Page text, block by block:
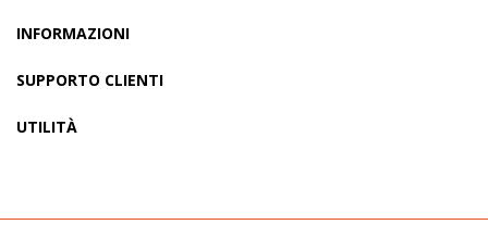
INFORMAZIONI
SUPPORTO CLIENTI
UTILITÀ